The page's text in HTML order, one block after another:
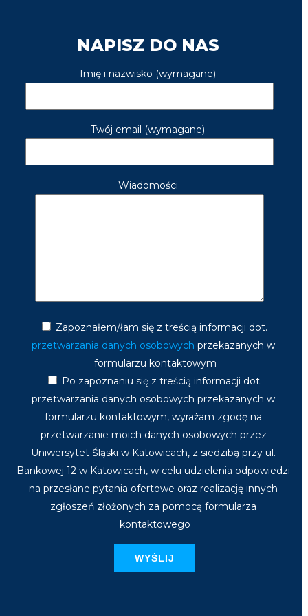
NAPISZ DO NAS
Imię i nazwisko (wymagane)
Twój email (wymagane)
Wiadomości
Zapoznałem/łam się z treścią informacji dot.
przetwarzania danych osobowych przekazanych w
formularzu kontaktowym
Po zapoznaniu się z treścią informacji dot.
przetwarzania danych osobowych przekazanych w
formularzu kontaktowym, wyrażam zgodę na
przetwarzanie moich danych osobowych przez
Uniwersytet Śląski w Katowicach, z siedzibą przy ul.
Bankowej 12 w Katowicach, w celu udzielenia odpowiedzi
na przesłane pytania ofertowe oraz realizację innych
zgłoszeń złożonych za pomocą formularza
kontaktowego